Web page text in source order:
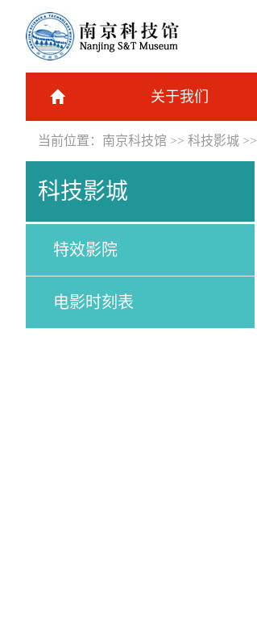
关于我们
当前位置： 南京科技馆 >> 科技影城 >>
科技影城
特效影院
电影时刻表